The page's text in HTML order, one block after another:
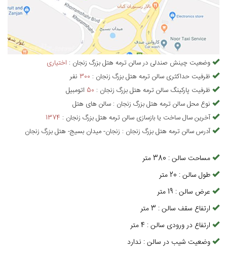
وضعیت چینش صندلی درسالن ترمه هتل بزرگ زنجان : اختیاری
ظرفیت حداکثری سالن ترمه هتل بزرگ زنجان :
300 نفر
ظرفیت پارکینگ سالن ترمه هتل بزرگ زنجان :
50 اتومبیل
نوع محلسالن ترمه هتل بزرگ زنجان : سالن های هتل
آخرین سال ساخت یا بازسازی سالن ترمه هتل بزرگ زنجان :
1374
آدرسسالن ترمه هتل بزرگ زنجان : زنجان- میدان بسیج- هتل بزرگ زنجان
مساحت سالن:
380متر
طول سالن:
20متر
عرض سالن:
19متر
ارتفاع سقف سالن:
3متر
ارتفاع در ورودی سالن:
4متر
وضعیت شیب در سالن: ندارد